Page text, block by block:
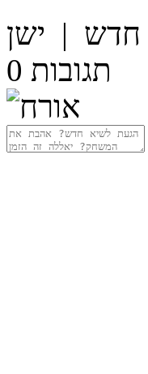
חדש | ישן
0 תגובות